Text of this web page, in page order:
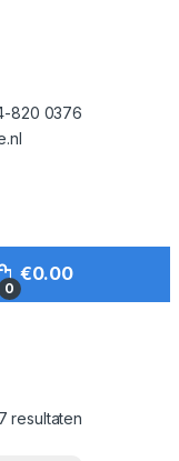
820 0376
0
€0.00
resultaten